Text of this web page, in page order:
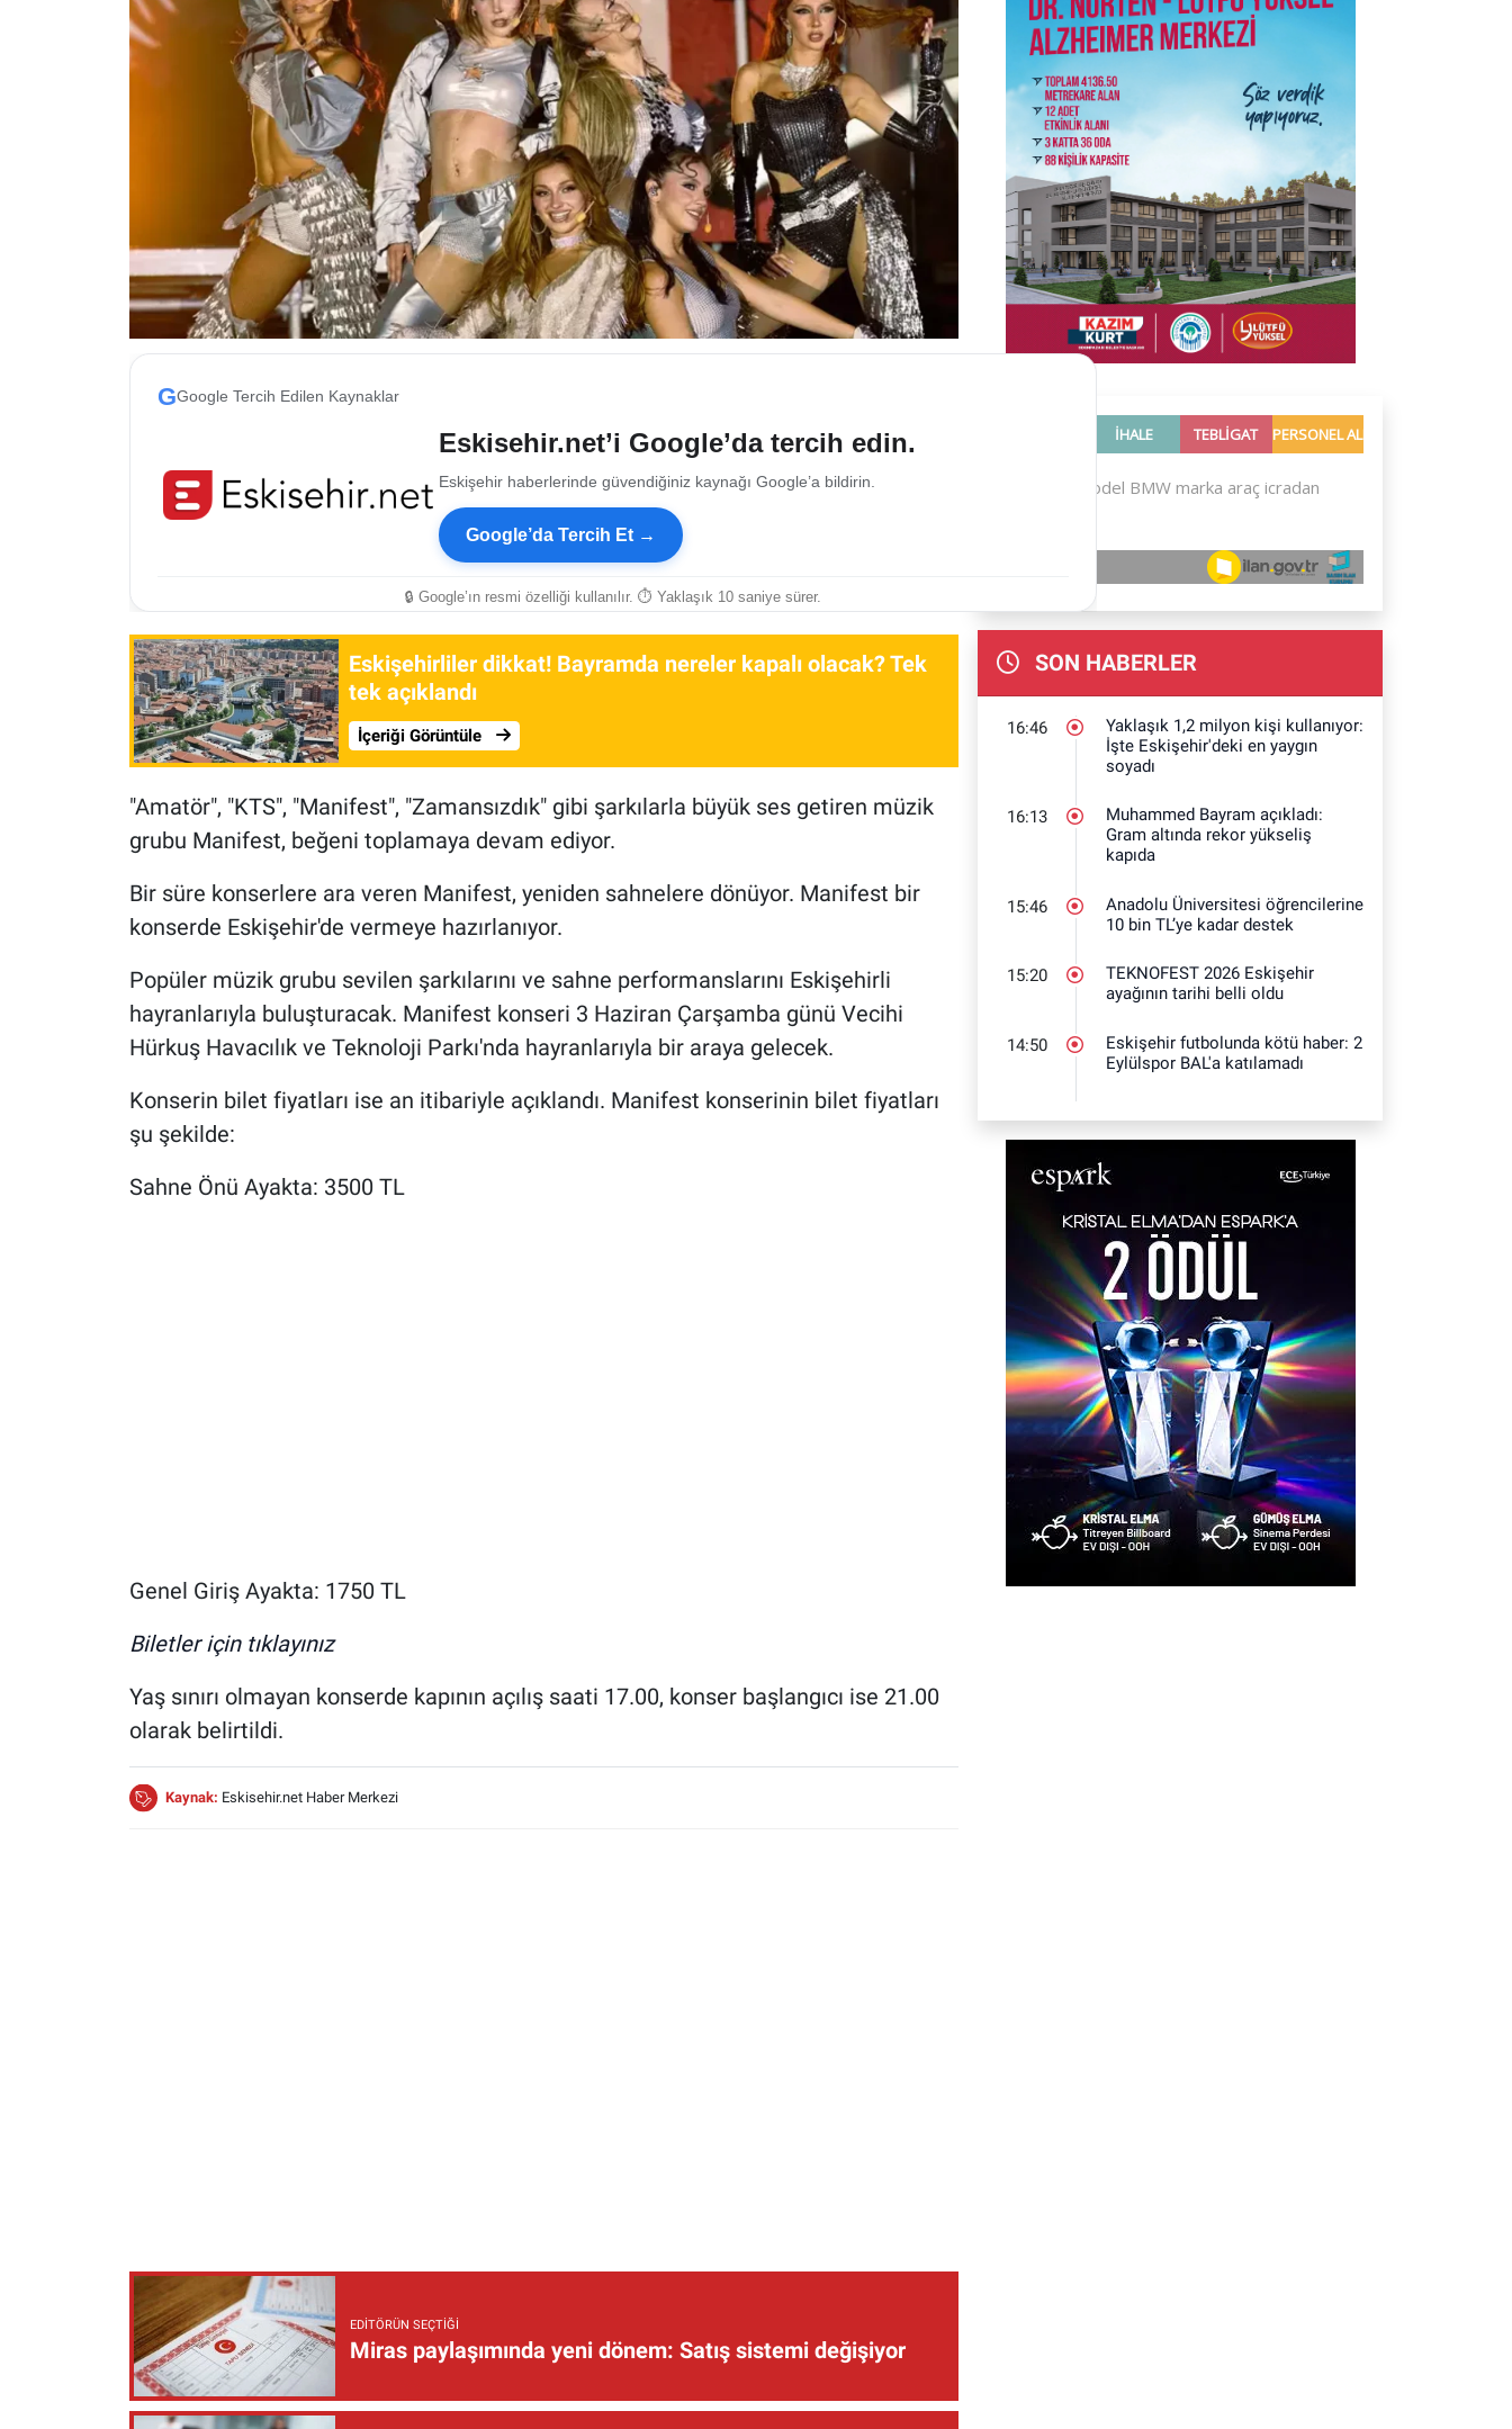
GGoogle Tercih Edilen Kaynaklar
Eskisehir.net’i Google’da tercih edin.
Eskişehir haberlerinde güvendiğiniz kaynağı Google’a bildirin.
Google’da Tercih Et →
🔒 Google’ın resmi özelliği kullanılır. ⏱ Yaklaşık 10 saniye sürer.
Eskişehirliler dikkat! Bayramda nereler kapalı olacak? Tek
tek açıklandı
İçeriği Görüntüle
"Amatör", "KTS", "Manifest", "Zamansızdık" gibi şarkılarla büyük ses getiren müzik
grubu Manifest, beğeni toplamaya devam ediyor.
Bir süre konserlere ara veren Manifest, yeniden sahnelere dönüyor. Manifest bir
konserde Eskişehir'de vermeye hazırlanıyor.
Popüler müzik grubu sevilen şarkılarını ve sahne performanslarını Eskişehirli
hayranlarıyla buluşturacak. Manifest konseri 3 Haziran Çarşamba günü Vecihi
Hürkuş Havacılık ve Teknoloji Parkı'nda hayranlarıyla bir araya gelecek.
Konserin bilet fiyatları ise an itibariyle açıklandı. Manifest konserinin bilet fiyatları
şu şekilde:
Sahne Önü Ayakta: 3500 TL
Genel Giriş Ayakta: 1750 TL
Biletler için tıklayınız
Yaş sınırı olmayan konserde kapının açılış saati 17.00, konser başlangıcı ise 21.00
olarak belirtildi.
Kaynak: Eskisehir.net Haber Merkezi
EDITÖRÜN SEÇTIĞI
Miras paylaşımında yeni dönem: Satış sistemi değişiyor
SON HABERLER
16:46
Yaklaşık 1,2 milyon kişi kullanıyor:
İşte Eskişehir'deki en yaygın
soyadı
16:13
Muhammed Bayram açıkladı:
Gram altında rekor yükseliş
kapıda
15:46
Anadolu Üniversitesi öğrencilerine
10 bin TL’ye kadar destek
15:20
TEKNOFEST 2026 Eskişehir
ayağının tarihi belli oldu
14:50
Eskişehir futbolunda kötü haber: 2
Eylülspor BAL'a katılamadı
ESKİŞEHİR NÖBETÇİ ECZANELER
Eskişehir Haber İçerikleri
Eskişehir Hava Durumu
Eskişehir Tramvay Saatleri
Eskişehir Otobüs Saatleri